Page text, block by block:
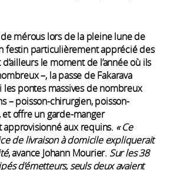
de mérous lors de la pleine lune de
festin particulièrement apprécié des
d’ailleurs le moment de l’année où ils
–, la passe de Fakarava
les pontes massives de nombreux
– poisson-chirurgien, poisson-
offre un garde-manger
aux requins. « Ce
de livraison à domicile expliquerait
, avance Johann Mourier. Sur les 38
d’émetteurs, seuls deux avaient